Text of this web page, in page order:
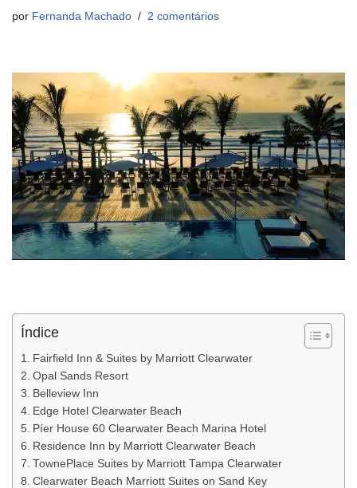
por Fernanda Machado 2 comentários
Índice
Fairfield Inn & Suites by Marriott Clearwater
Opal Sands Resort
Belleview Inn
Edge Hotel Clearwater Beach
Píer House 60 Clearwater Beach Marina Hotel
Residence Inn by Marriott Clearwater Beach
TownePlace Suites by Marriott Tampa Clearwater
Clearwater Beach Marriott Suites on Sand Key